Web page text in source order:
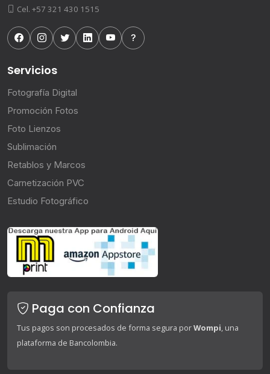
Cel. +57 321 430 1515
Servicios
Fotografía Digital
Promoción Fotos
Foto Lienzos
Sublimación
Retablos y Marcos
Carnetización PVC
Estudio Fotográfico
Paga con Confianza
Tus pagos son procesados de forma segura porWompi, una
plataforma de Bancolombia.